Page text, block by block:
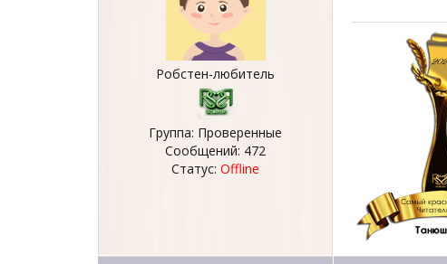
Робстен-любитель
Группа: Проверенные
Сообщений: 472
Статус: Offline